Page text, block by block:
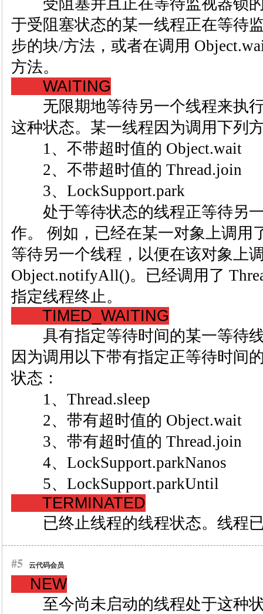
受阻塞并且正在等待监视器锁的
于受阻塞状态的某一线程正在等待
步的块/方法，或者在调用
方法。
WAITING
无限期地等待另一个线程来执行
这种状态。某一线程因为调用下列
1、不带超时值的 Object.wait
2、不带超时值的 Thread.join
3、LockSupport.park
处于等待状态的线程正等待另一
作。 例如，已经在某一对象上调用
等待另一个线程，以便在该对象上
Object.notifyAll()。已经调用了
指定线程终止。
TIMED_WAITING
具有指定等待时间的某一等待线
因为调用以下带有指定正等待时间
状态：
1、Thread.sleep
2、带有超时值的 Object.wait
3、带有超时值的 Thread.join
4、LockSupport.parkNanos
5、LockSupport.parkUntil
TERMINATED
已终止线程的线程状态。线程
#5 云代码会员
NEW
至今尚未启动的线程处于这种